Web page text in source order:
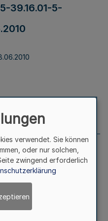
39.16.01-5-
1 Satz 4, 12
verwendet. Sie können
oder nur solchen,
zwingend erforderlich